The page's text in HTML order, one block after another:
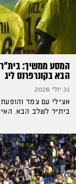
המסע ממשיך:
הבא בקונרפרנס ליג
31 יולי 2026
אצילי עם צמד
בית"ר לשלב הבא.